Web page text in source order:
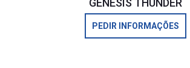
GENESIS THUNDER
PEDIR INFORMAÇÕES